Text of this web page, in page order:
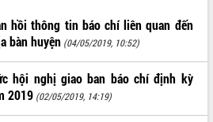
hồi thông tin báo chí liên quan đến
bàn huyện (04/05/2019, 10:52)
hội nghị giao ban báo chí định kỳ
2019 (02/05/2019, 14:19)